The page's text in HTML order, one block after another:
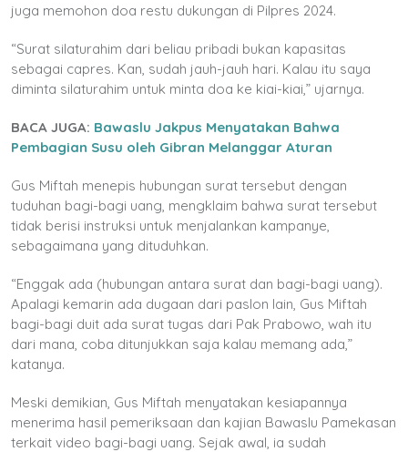
juga memohon doa restu dukungan di Pilpres 2024.
“Surat silaturahim dari beliau pribadi bukan kapasitas
sebagai capres. Kan, sudah jauh-jauh hari. Kalau itu saya
diminta silaturahim untuk minta doa ke kiai-kiai,” ujarnya.
BACA JUGA: Bawaslu Jakpus Menyatakan Bahwa
Pembagian Susu oleh Gibran Melanggar Aturan
Gus Miftah menepis hubungan surat tersebut dengan
tuduhan bagi-bagi uang, mengklaim bahwa surat tersebut
tidak berisi instruksi untuk menjalankan kampanye,
sebagaimana yang dituduhkan.
“Enggak ada (hubungan antara surat dan bagi-bagi uang).
Apalagi kemarin ada dugaan dari paslon lain, Gus Miftah
bagi-bagi duit ada surat tugas dari Pak Prabowo, wah itu
dari mana, coba ditunjukkan saja kalau memang ada,”
katanya.
Meski demikian, Gus Miftah menyatakan kesiapannya
menerima hasil pemeriksaan dan kajian Bawaslu Pamekasan
terkait video bagi-bagi uang. Sejak awal, ia sudah